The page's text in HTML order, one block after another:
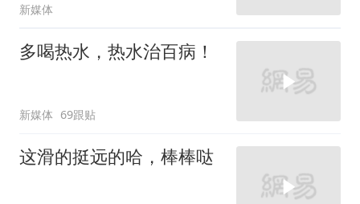
新媒体
多喝热水，热水治百病！
新媒体 69跟贴
这滑的挺远的哈，棒棒哒